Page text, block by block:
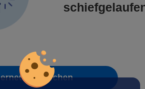
erneut versuchen